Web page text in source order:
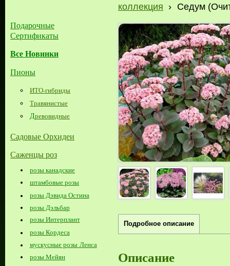
Подарочные
Сертификаты
Все Новинки
Пионы
ИТО-гибриды
Травянистые
Древовидные
Садовые Орхидеи
Саженцы роз
розы канадские
штамбовые розы
розы Дэвида Остина
розы Дэльбар
розы Интерплант
розы Кордеса
мускусные розы Ленса
розы Мейян
коллекция › Седум
Подробное описание
Описание